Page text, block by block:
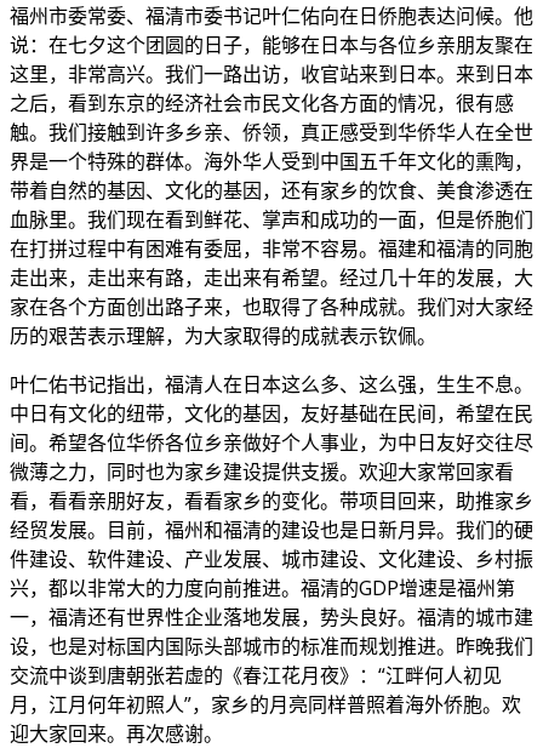
福州市委常委、福清市委书记叶仁佑向在日侨胞表达问候。他
说：在七夕这个团圆的日子，能够在日本与各位乡亲朋友聚在
这里，非常高兴。我们一路出访，收官站来到日本。来到日本
之后，看到东京的经济社会市民文化各方面的情况，很有感
触。我们接触到许多乡亲、侨领，真正感受到华侨华人在全世
界是一个特殊的群体。海外华人受到中国五千年文化的熏陶，
带着自然的基因、文化的基因，还有家乡的饮食、美食渗透在
血脉里。我们现在看到鲜花、掌声和成功的一面，但是侨胞们
在打拼过程中有困难有委屈，非常不容易。福建和福清的同胞
走出来，走出来有路，走出来有希望。经过几十年的发展，大
家在各个方面创出路子来，也取得了各种成就。我们对大家经
历的艰苦表示理解，为大家取得的成就表示钦佩。
叶仁佑书记指出，福清人在日本这么多、这么强，生生不息。
中日有文化的纽带，文化的基因，友好基础在民间，希望在民
间。希望各位华侨各位乡亲做好个人事业，为中日友好交往尽
微薄之力，同时也为家乡建设提供支援。欢迎大家常回家看
看，看看亲朋好友，看看家乡的变化。带项目回来，助推家乡
经贸发展。目前，福州和福清的建设也是日新月异。我们的硬
件建设、软件建设、产业发展、城市建设、文化建设、乡村振
兴，都以非常大的力度向前推进。福清的GDP增速是福州第
一，福清还有世界性企业落地发展，势头良好。福清的城市建
设，也是对标国内国际头部城市的标准而规划推进。昨晚我们
交流中谈到唐朝张若虚的《春江花月夜》：“江畔何人初见
月，江月何年初照人”，家乡的月亮同样普照着海外侨胞。欢
迎大家回来。再次感谢。